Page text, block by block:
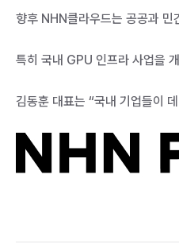
향후 NHN클라우드는 공공과
특히 국내 GPU 인프라 사업을
김동훈 대표는 “국내 기업들이